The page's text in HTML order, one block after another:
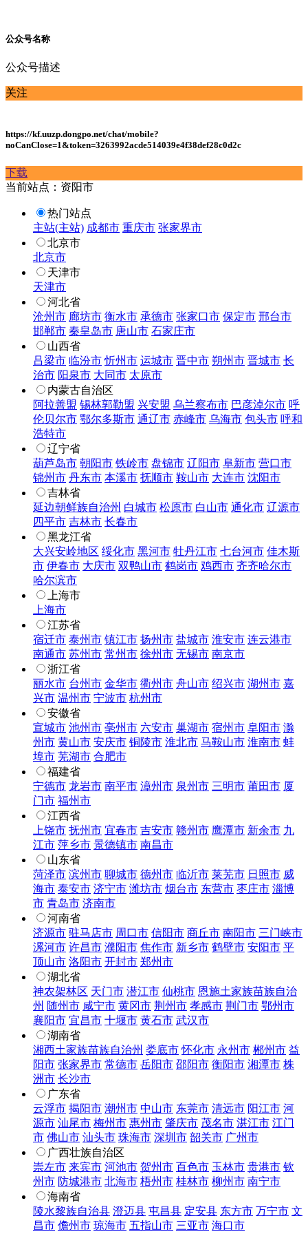
公众号名称
公众号描述
关注
https://kf.uuzp.dongpo.net/chat/mobile?
noCanClose=1&token=3263992acde514039e4f38def28c0d2c
下载
当前站点：资阳市
热门站点
主站(主站) 成都市 重庆市 张家界市
北京市
北京市
天津市
天津市
河北省
沧州市 廊坊市 衡水市 承德市 张家口市 保定市 邢台市
邯郸市 秦皇岛市 唐山市 石家庄市
山西省
吕梁市 临汾市 忻州市 运城市 晋中市 朔州市 晋城市 长
治市 阳泉市 大同市 太原市
内蒙古自治区
阿拉善盟 锡林郭勒盟 兴安盟 乌兰察布市 巴彦淖尔市 呼
伦贝尔市 鄂尔多斯市 通辽市 赤峰市 乌海市 包头市 呼和
浩特市
辽宁省
葫芦岛市 朝阳市 铁岭市 盘锦市 辽阳市 阜新市 营口市
锦州市 丹东市 本溪市 抚顺市 鞍山市 大连市 沈阳市
吉林省
延边朝鲜族自治州 白城市 松原市 白山市 通化市 辽源市
四平市 吉林市 长春市
黑龙江省
大兴安岭地区 绥化市 黑河市 牡丹江市 七台河市 佳木斯
市 伊春市 大庆市 双鸭山市 鹤岗市 鸡西市 齐齐哈尔市
哈尔滨市
上海市
上海市
江苏省
宿迁市 泰州市 镇江市 扬州市 盐城市 淮安市 连云港市
南通市 苏州市 常州市 徐州市 无锡市 南京市
浙江省
丽水市 台州市 金华市 衢州市 舟山市 绍兴市 湖州市 嘉
兴市 温州市 宁波市 杭州市
安徽省
宣城市 池州市 亳州市 六安市 巢湖市 宿州市 阜阳市 滁
州市 黄山市 安庆市 铜陵市 淮北市 马鞍山市 淮南市 蚌
埠市 芜湖市 合肥市
福建省
宁德市 龙岩市 南平市 漳州市 泉州市 三明市 莆田市 厦
门市 福州市
江西省
上饶市 抚州市 宜春市 吉安市 赣州市 鹰潭市 新余市 九
江市 萍乡市 景德镇市 南昌市
山东省
菏泽市 滨州市 聊城市 德州市 临沂市 莱芜市 日照市 威
海市 泰安市 济宁市 潍坊市 烟台市 东营市 枣庄市 淄博
市 青岛市 济南市
河南省
济源市 驻马店市 周口市 信阳市 商丘市 南阳市 三门峡市
漯河市 许昌市 濮阳市 焦作市 新乡市 鹤壁市 安阳市 平
顶山市 洛阳市 开封市 郑州市
湖北省
神农架林区 天门市 潜江市 仙桃市 恩施土家族苗族自治
州 随州市 咸宁市 黄冈市 荆州市 孝感市 荆门市 鄂州市
襄阳市 宜昌市 十堰市 黄石市 武汉市
湖南省
湘西土家族苗族自治州 娄底市 怀化市 永州市 郴州市 益
阳市 张家界市 常德市 岳阳市 邵阳市 衡阳市 湘潭市 株
洲市 长沙市
广东省
云浮市 揭阳市 潮州市 中山市 东莞市 清远市 阳江市 河
源市 汕尾市 梅州市 惠州市 肇庆市 茂名市 湛江市 江门
市 佛山市 汕头市 珠海市 深圳市 韶关市 广州市
广西壮族自治区
崇左市 来宾市 河池市 贺州市 百色市 玉林市 贵港市 钦
州市 防城港市 北海市 梧州市 桂林市 柳州市 南宁市
海南省
陵水黎族自治县 澄迈县 屯昌县 定安县 东方市 万宁市 文
昌市 儋州市 琼海市 五指山市 三亚市 海口市